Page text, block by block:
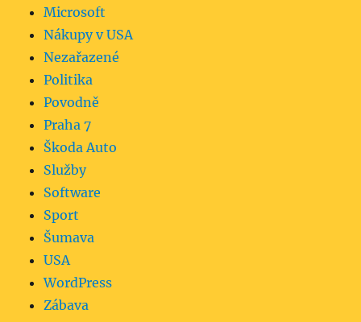
Microsoft
Nákupy v USA
Nezařazené
Politika
Povodně
Praha 7
Škoda Auto
Služby
Software
Sport
Šumava
USA
WordPress
Zábava